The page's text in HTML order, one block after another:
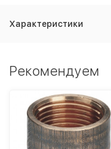
Характеристики
Рекомендуем